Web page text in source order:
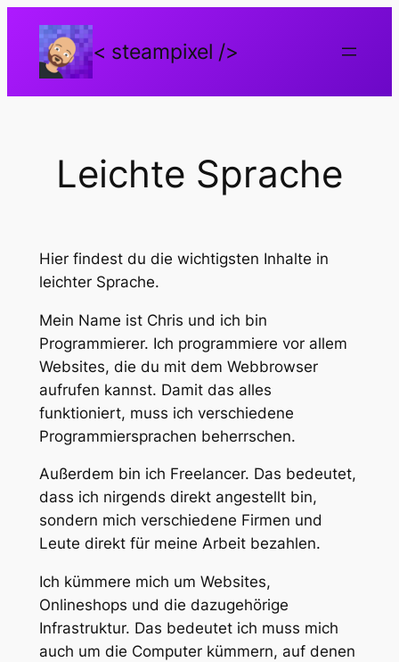
Inhalt
springen
< steampixel />
Leichte Sprache
Hier findest du die wichtigsten Inhalte in
leichter Sprache.
Mein Name ist Chris und ich bin
Programmierer. Ich programmiere vor allem
Websites, die du mit dem Webbrowser
aufrufen kannst. Damit das alles
funktioniert, muss ich verschiedene
Programmiersprachen beherrschen.
Außerdem bin ich Freelancer. Das bedeutet,
dass ich nirgends direkt angestellt bin,
sondern mich verschiedene Firmen und
Leute direkt für meine Arbeit bezahlen.
Ich kümmere mich um Websites,
Onlineshops und die dazugehörige
Infrastruktur. Das bedeutet ich muss mich
auch um die Computer kümmern, auf denen